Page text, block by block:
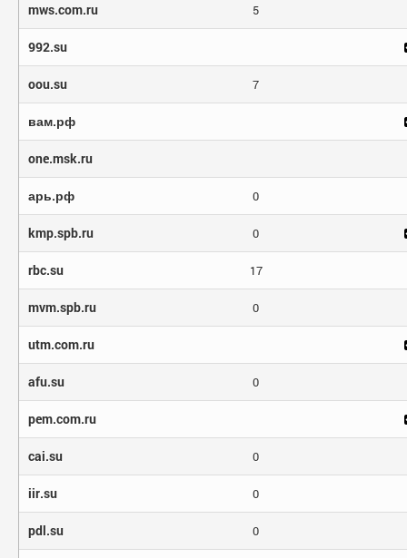
mws.com.ru 5
992.su
oou.su 7
вам.рф
one.msk.ru
арь.рф 0
kmp.spb.ru 0
rbc.su 17
mvm.spb.ru 0
utm.com.ru
afu.su 0
pem.com.ru
cai.su 0
iir.su 0
pdl.su 0